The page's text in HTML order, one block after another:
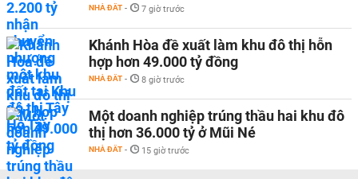
NHÀ ĐẤT - 7 giờ trước
Khánh Hòa đề xuất làm khu đô thị hỗn
hợp hơn 49.000 tỷ đồng
NHÀ ĐẤT - 8 giờ trước
Một doanh nghiệp trúng thầu hai khu đô
thị hơn 36.000 tỷ ở Mũi Né
NHÀ ĐẤT - 15 giờ trước